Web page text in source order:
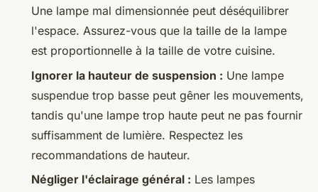
Une lampe mal dimensionnée peut déséquilibrer
l'espace. Assurez-vous que la taille de la lampe
est proportionnelle à la taille de votre cuisine.
Ignorer la hauteur de suspension : Une lampe
suspendue trop basse peut gêner les mouvements,
tandis qu'une lampe trop haute peut ne pas fournir
suffisamment de lumière. Respectez les
recommandations de hauteur.
Négliger l'éclairage général : Les lampes